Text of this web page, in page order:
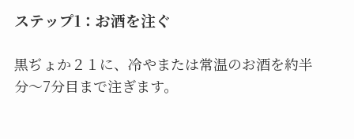
ステップ1：お酒を注ぐ
黒ぢょか２１に、冷やまたは常温のお酒を約半
分〜7分目まで注ぎます。